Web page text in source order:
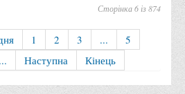
освітніх послуг на 2026-2027 н.р.
комісію
комісію
Сторінка 6 із 874
1 2 3 ...
5
... Наступна Кінець